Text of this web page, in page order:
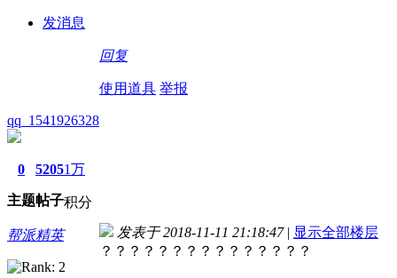
发消息
回复
使用道具 举报
qq_1541926328
0
主题
5205
帖子
1万
积分
帮派精英 发表于 2018-11-11 21:18:47 | 显示全部楼层
？？？？？？？？？？？？？？？